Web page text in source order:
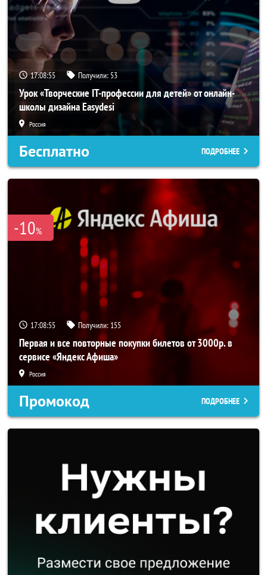
17:08:54 Получили: 53
Урок «Творческие IT-профессии для детей» от онлайн-
школы дизайна Easydesi
Россия
Бесплатно ПОДРОБНЕЕ
-10%
17:08:54 Получили: 155
Первая и все повторные покупки билетов от 3000р. в
сервисе «Яндекс Афиша»
Россия
Промокод ПОДРОБНЕЕ